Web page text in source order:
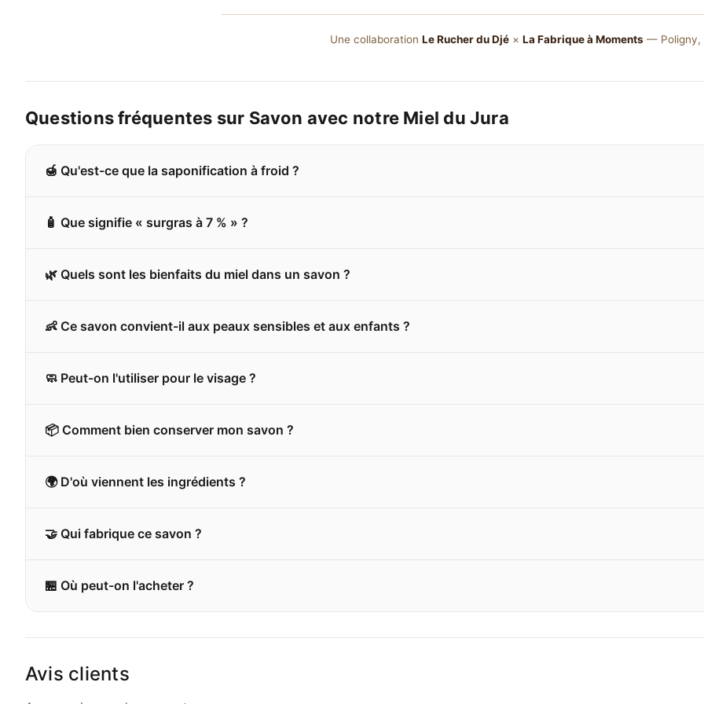
Une collaboration Le Rucher du Djé × La Fabrique à Moments — Poligny,
Questions fréquentes sur Savon avec notre Miel du Jura
🍯 Qu'est-ce que la saponification à froid ?
🧴 Que signifie « surgras à 7 % » ?
🌿 Quels sont les bienfaits du miel dans un savon ?
👶 Ce savon convient-il aux peaux sensibles et aux enfants ?
🧼 Peut-on l'utiliser pour le visage ?
📦 Comment bien conserver mon savon ?
🌍 D'où viennent les ingrédients ?
🤝 Qui fabrique ce savon ?
🏪 Où peut-on l'acheter ?
Avis clients